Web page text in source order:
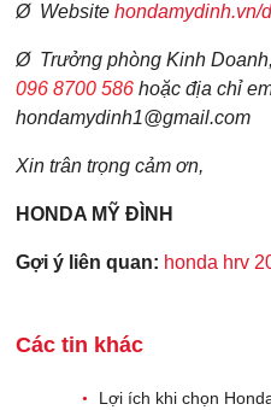
Ø Website hondamydinh.vn/
Ø Trưởng phòng Kinh
096 8700 586 hoặc địa chỉ
hondamydinh1@gmail.com
Xin trân trọng cảm ơn,
HONDA MỸ ĐÌNH
Gợi ý liên quan: honda hrv
Các tin khác
•
Lợi ích khi chọn